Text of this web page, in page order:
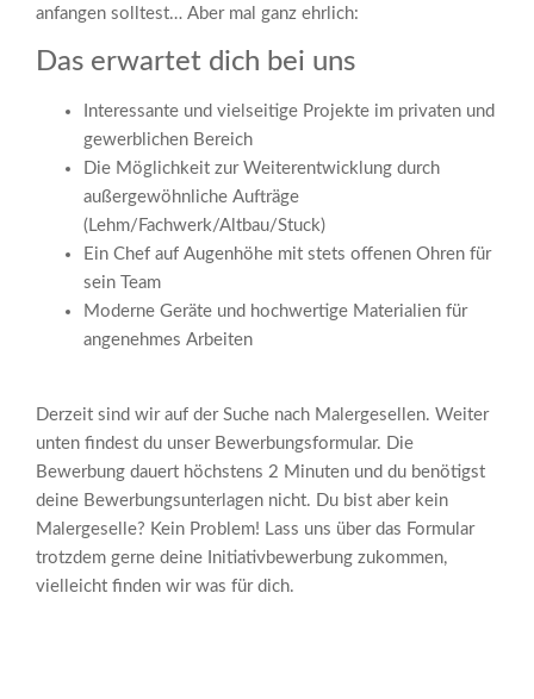
anfangen solltest… Aber mal ganz ehrlich:
Das erwartet dich bei uns
Interessante und vielseitige Projekte im privaten und
gewerblichen Bereich
Die Möglichkeit zur Weiterentwicklung durch
außergewöhnliche Aufträge
(Lehm/Fachwerk/Altbau/Stuck)
Ein Chef auf Augenhöhe mit stets offenen Ohren für
sein Team
Moderne Geräte und hochwertige Materialien für
angenehmes Arbeiten
Derzeit sind wir auf der Suche nach Malergesellen. Weiter
unten findest du unser Bewerbungsformular. Die
Bewerbung dauert höchstens 2 Minuten und du benötigst
deine Bewerbungsunterlagen nicht. Du bist aber kein
Malergeselle? Kein Problem! Lass uns über das Formular
trotzdem gerne deine Initiativbewerbung zukommen,
vielleicht finden wir was für dich.